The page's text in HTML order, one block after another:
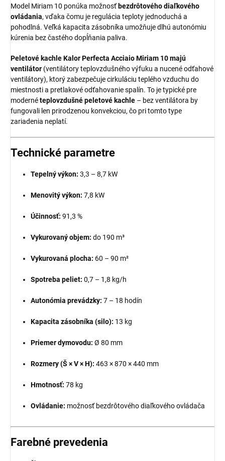
Model Miriam 10 ponúka možnosť bezdrôtového diaľkového
ovládania, vďaka čomu je regulácia teploty jednoduchá a
pohodlná. Veľká kapacita zásobníka umožňuje dlhú autonómiu
kúrenia bez častého dopĺňania paliva.
Peletové kachle Kalor Perfecta Acciaio Miriam 10 majú
ventilátor (ventilátory teplovzdušného výfuku a nucené odťahové
ventilátory), ktorý zabezpečuje cirkuláciu teplého vzduchu do
miestnosti a pretlakové odťahovanie spalín. To je typické pre
modernéteplovzdušné peletové kachle – bez ventilátora by
fungovali len prirodzenou konvekciou, čo pri tomto type
zariadenia neplatí.
Technické parametre
Tepelný výkon: 3,3 – 8,7 kW
Menovitý výkon: 7,8 kW
Účinnosť: 91,3 %
Vykurovaný objem: do 190 m³
Vykurovaná plocha: 60 – 90 m²
Spotreba peliet: 0,7 – 1,8 kg/h
Autonómia prevádzky: 7 – 18 hodín
Kapacita zásobníka (silo): 13 kg
Priemer dymovodu: Ø 80 mm
Rozmery (Š × V × H): 463 × 870 × 440 mm
Hmotnosť: 78 kg
Ovládanie: možnosť bezdrôtového diaľkového ovládača
Farebné prevedenia